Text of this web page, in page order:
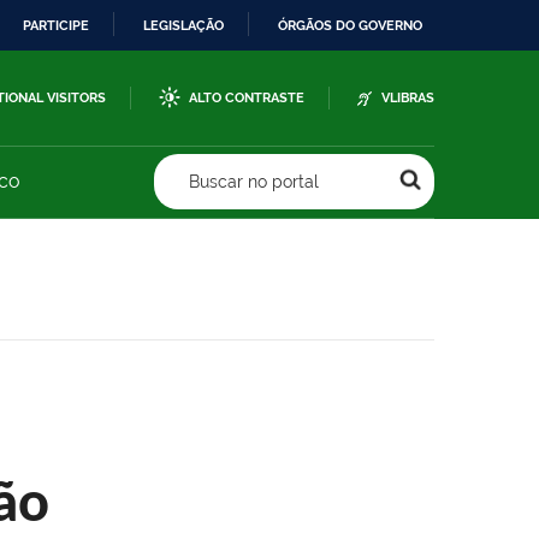
PARTICIPE LEGISLAÇÃO ÓRGÃOS DO GOVERNO
VISITORS ALTO CONTRASTE VLIBRAS
Buscar no portal